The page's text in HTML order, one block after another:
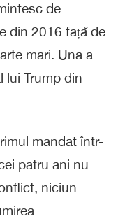
de
din 2016 față de
mari. Una a
lui Trump din
mandat într-
patru ani nu
niciun